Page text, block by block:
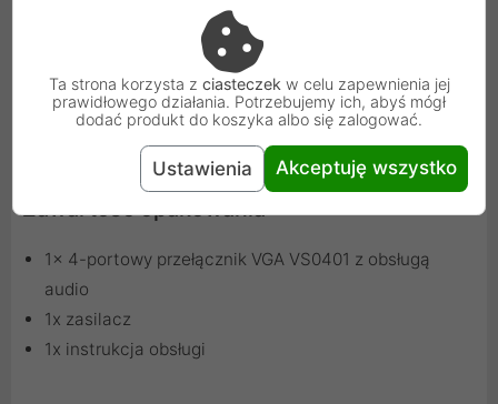
Blokada przycisków - blokuje przyciski na panelu
Zawartość opakowania
1x 4-portowy przełącznik VGA VS0401 z obsługą
audio
1x zasilacz
1x instrukcja obsługi
Ta strona korzysta z ciasteczek w celu zapewnienia jej
prawidłowego działania. Potrzebujemy ich, abyś mógł
dodać produkt do koszyka albo się zalogować.
Ustawienia Akceptuję wszystko